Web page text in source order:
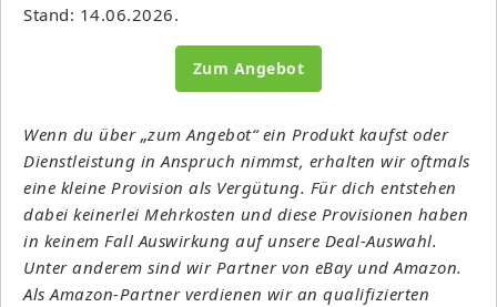
Stand: 14.06.2026.
Zum Angebot
Wenn du über „zum Angebot“ ein Produkt kaufst oder
Dienstleistung in Anspruch nimmst, erhalten wir oftmals
eine kleine Provision als Vergütung. Für dich entstehen
dabei keinerlei Mehrkosten und diese Provisionen haben
in keinem Fall Auswirkung auf unsere Deal-Auswahl.
Unter anderem sind wir Partner von eBay und Amazon.
Als Amazon-Partner verdienen wir an qualifizierten